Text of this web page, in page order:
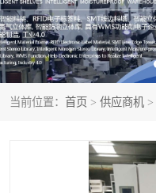
当前位置： 首页 > 供应商机 >
智能料架